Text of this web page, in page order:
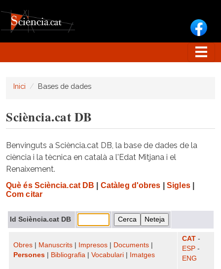
Inici Bases de dades
Sciència.cat DB
Benvinguts a Sciència.cat DB, la base de dades de la
ciència i la tècnica en català a l'Edat Mitjana i el
Renaixement.
Què és Sciència.cat DB Catàleg d'obres Sigles|
Com citar
Id Sciència.cat DB
Obres Manuscrits Impresos Documents
Persones
Bibliografia Vocabulari Imatges
CAT -
ESP -
ENG